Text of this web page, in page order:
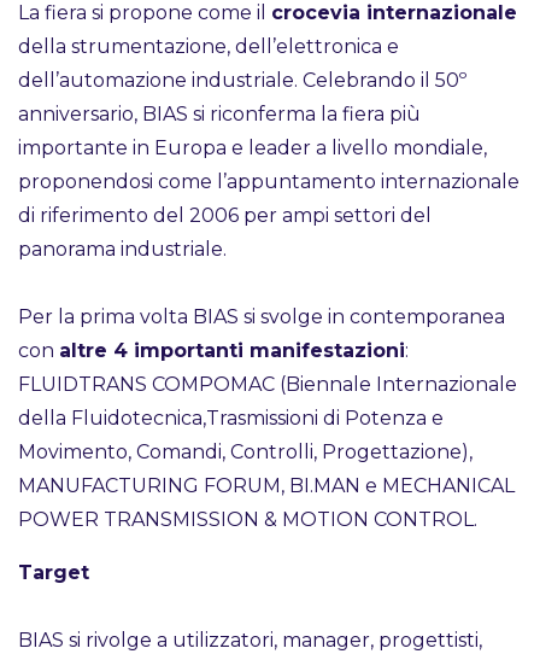
La fiera si propone come il crocevia internazionale
della strumentazione, dell’elettronica e
dell’automazione industriale. Celebrando il 50º
anniversario, BIAS si riconferma la fiera più
importante in Europa e leader a livello mondiale,
proponendosi come l’appuntamento internazionale
di riferimento del 2006 per ampi settori del
panorama industriale.
Per la prima volta BIAS si svolge in contemporanea
con altre 4 importanti manifestazioni:
FLUIDTRANS COMPOMAC (Biennale Internazionale
della Fluidotecnica,Trasmissioni di Potenza e
Movimento, Comandi, Controlli, Progettazione),
MANUFACTURING FORUM, BI.MAN e MECHANICAL
POWER TRANSMISSION & MOTION CONTROL.
Target
BIAS si rivolge a utilizzatori, manager, progettisti,